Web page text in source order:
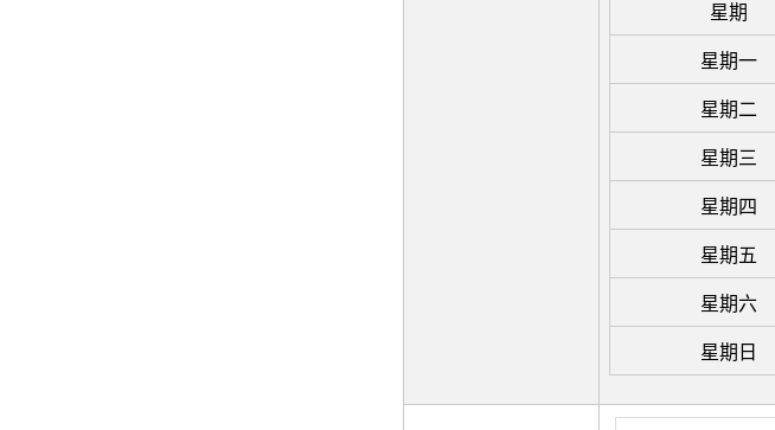
星期
星期一
星期二
星期三
星期四
星期五
星期六
星期日